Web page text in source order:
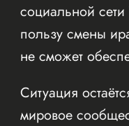
социальной
пользу смены
не сможет
Ситуация
мировое